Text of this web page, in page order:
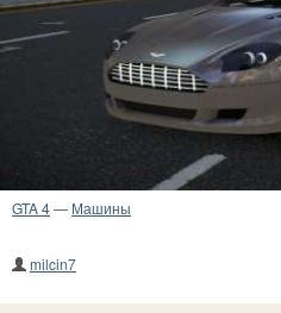
GTA 4— Машины
milcin7